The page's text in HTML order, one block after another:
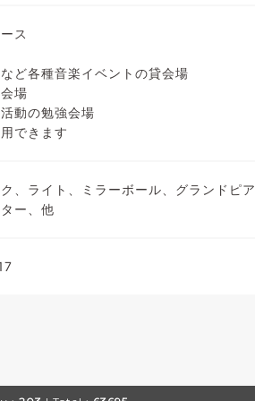
ス
ど各種音楽イベントの貸会場
場
動の勉強会場
できます
、ライト、ミラーボール、グランドピア
ー、他